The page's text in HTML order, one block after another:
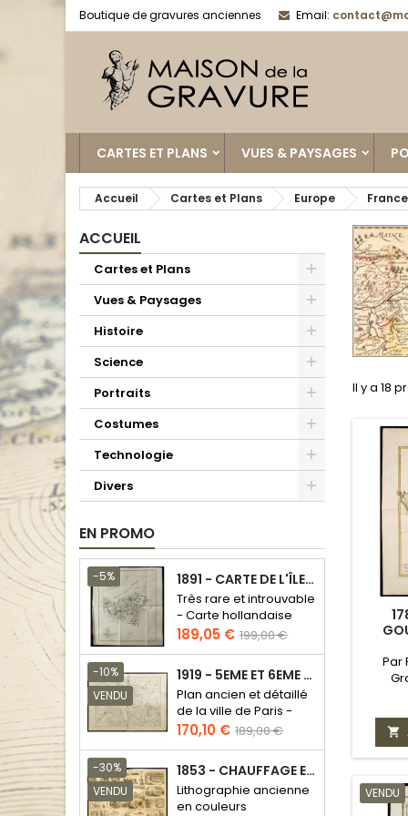
Boutique de gravures anciennes Email:
CARTES ET PLANS VUES & PAYSAGES
Accueil Cartes et Plans Europe France
ACCUEIL
Cartes et Plans
Vues & Paysages
Histoire
Science
Portraits
Costumes
Technologie
Divers
EN PROMO
-5% 1891 - CARTE DE L'ÎLE DE BORNÉO
Très rare et introuvable
- Carte hollandaise
Prix
189,05 € Prix
de
base
199,00 €
-10%
VENDU
1919 - 5EME ET 6EME ARRONDISSEMENT DE PARIS
Plan ancien et détaillé
de la ville de Paris -
Odéon - Sorbonne
Prix
170,10 € Prix
de
base
189,00 €
-30%
VENDU
1853 - CHAUFFAGE ET ÉCLAIRAGE (LITHOGRAPHIE)
Lithographie ancienne
en couleurs
Il y a 18
Par

VENDU